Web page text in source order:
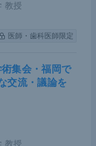
教授
医師・歯科医師限定
術集会・福岡で
交流・議論を
教授